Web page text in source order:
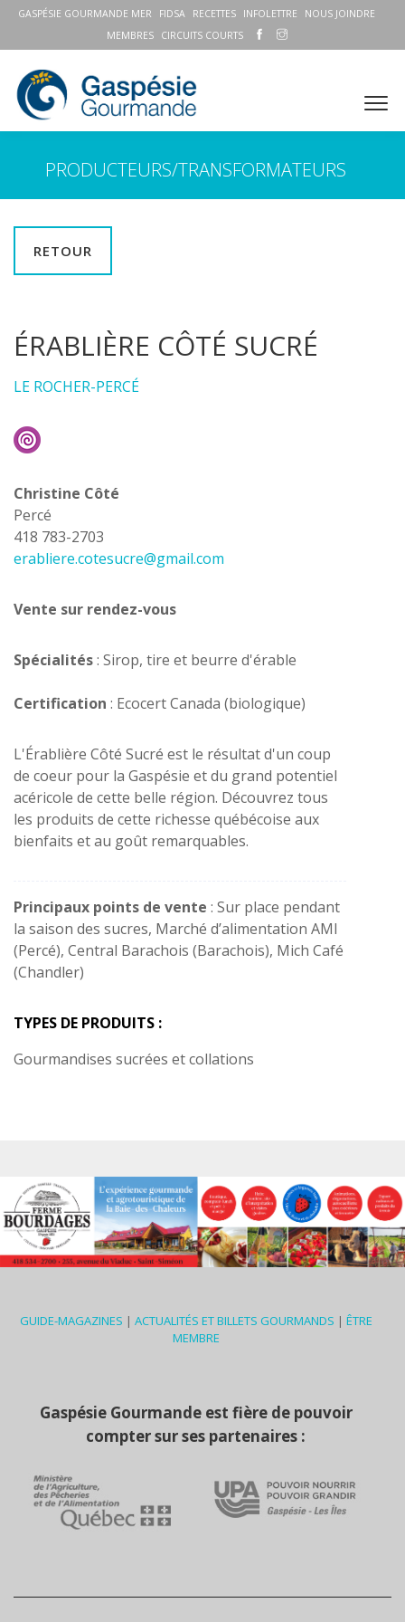
GASPÉSIE GOURMANDE MER FIDSA RECETTES INFOLETTRE
NOUS JOINDRE
MEMBRES
CIRCUITS COURTS
PRODUCTEURS/TRANSFORMATEURS
RETOUR
ÉRABLIÈRE CÔTÉ SUCRÉ
LE ROCHER-PERCÉ
Christine Côté
Percé
418 783-2703
erabliere.cotesucre@gmail.com
Vente sur rendez-vous
Spécialités: Sirop, tire et beurre d'érable
Certification : Ecocert Canada (biologique)
L'Érablière Côté Sucré est le résultat d'un coup
de coeur pour la Gaspésie et du grand potentiel
acéricole de cette belle région. Découvrez tous
les produits de cette richesse québécoise aux
bienfaits et au goût remarquables.
Principaux points de vente : Sur place pendant
la saison des sucres, Marché d’alimentation AMI
(Percé), Central Barachois (Barachois), Mich Café
(Chandler)
TYPES DE PRODUITS :
Gourmandises sucrées et collations
GUIDE-MAGAZINES | ACTUALITÉS ET BILLETS GOURMANDS | ÊTRE
MEMBRE
Gaspésie Gourmande est fière de pouvoir
compter sur ses partenaires :